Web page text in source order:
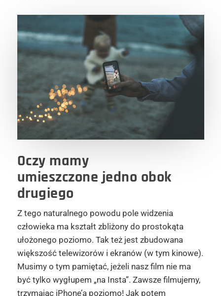
Oczy mamy
umieszczonejedno obok
drugiego
Z tego naturalnego powodu pole widzenia
człowieka ma kształt zbliżony do prostokąta
ułożonego poziomo. Tak też jest zbudowana
większość telewizorów i ekranów (w tym kinowe).
Musimy o tym pamiętać, jeżeli nasz film nie ma
być tylko wygłupem „na Insta”. Zawsze filmujemy,
trzymając iPhone’a poziomo! Jak potem